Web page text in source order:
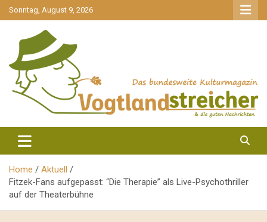
gehe
zum
Sonntag, August 9, 2026
Vogtlandstreicher
Home
Aktuell
Fitzek-Fans aufgepasst: “Die Therapie” als Live-Psychothriller
auf der Theaterbühne